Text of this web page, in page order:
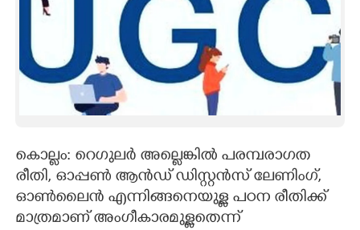
ART
CARTOONS
LITERATURE
കൊല്ലം: റെഗുലർ അല്ലെങ്കിൽ പരമ്പരാഗത
രീതി, ഓപ്പൺ ആൻഡ് ഡിസ്റ്റൻസ് ലേണിംഗ്,
ഓൺലൈൻ എന്നിങ്ങനെയുള്ള പഠന രീതിക്ക്
മാത്രമാണ് അംഗീകാരമുള്ളതെന്ന്